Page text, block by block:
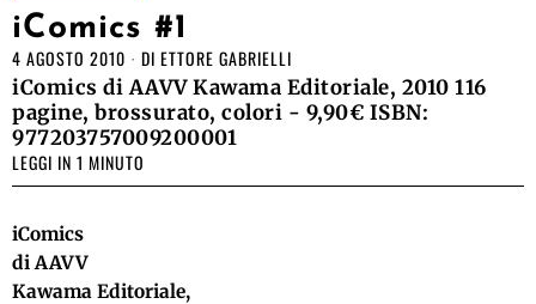
iComics #1
4 AGOSTO 2010 DI ETTORE GABRIELLI
iComics di AAVV Kawama Editoriale, 2010 116
pagine, brossurato, colori - 9,90€ ISBN:
977203757009200001
LEGGI IN 1 MINUTO
iComics
di AAVV
Kawama Editoriale,